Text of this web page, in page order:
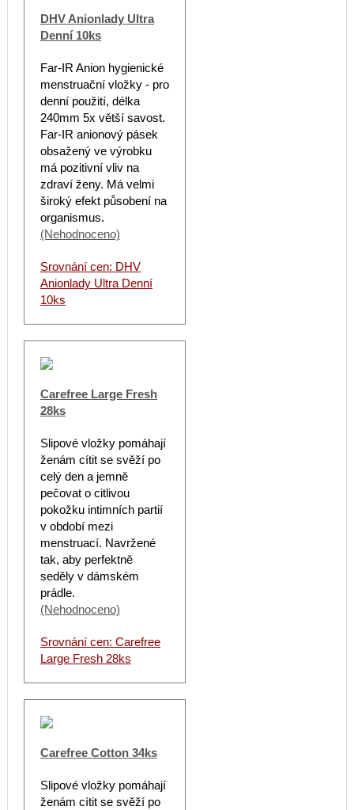
DHV Anionlady Ultra
Denní 10ks
Far-IR Anion hygienické
menstruační vložky - pro
denní použití, délka
240mm 5x větší savost.
Far-IR anionový pásek
obsažený ve výrobku
má pozitivní vliv na
zdraví ženy. Má velmi
široký efekt působení na
organismus.
(Nehodnoceno)
Srovnání cen: DHV
Anionlady Ultra Denní
10ks
Carefree Large Fresh
28ks
Slipové vložky pomáhají
ženám cítit se svěží po
celý den a jemně
pečovat o citlivou
pokožku intimních partií
v období mezi
menstruací. Navržené
tak, aby perfektně
seděly v dámském
prádle.
(Nehodnoceno)
Srovnání cen: Carefree
Large Fresh 28ks
Carefree Cotton 34ks
Slipové vložky pomáhají
ženám cítit se svěží po